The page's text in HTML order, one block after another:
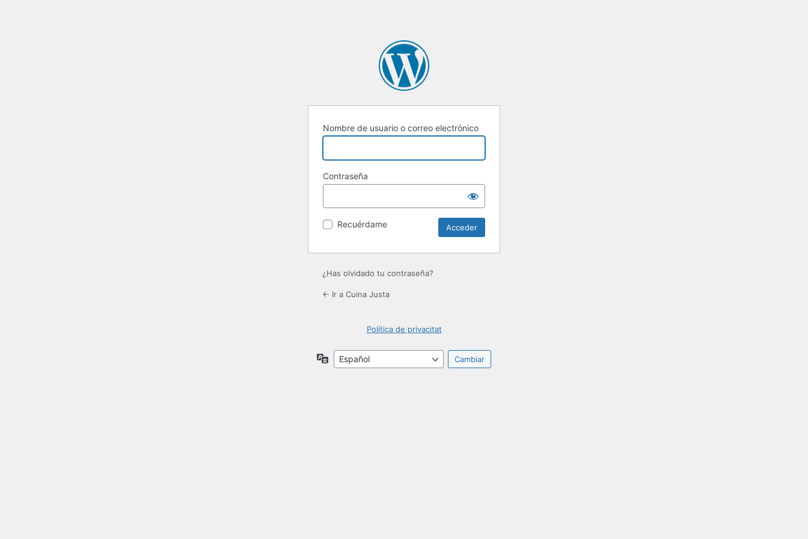
Nombre de usuario o correo electrónico
Contraseña
Recuérdame
¿Has olvidado tu contraseña?
← Ir a Cuina Justa
Política de privacitat
Idioma